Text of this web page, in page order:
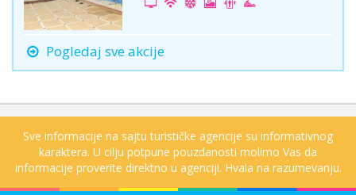
Pogledaj sve akcije
Sve informacije na sajtu turističke agencije su informativnog
karaktera. U cilju potpune pouzdanosti molimo Vas da
informacije proverite direktno u agenciji. Hvala na razumevanju.